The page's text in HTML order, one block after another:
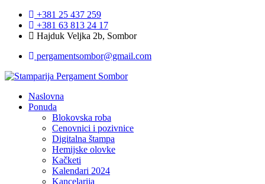
+381 25 437 259
+381 63 813 24 17
Hajduk Veljka 2b, Sombor
pergamentsombor@gmail.com
Naslovna
Ponuda
Blokovska roba
Cenovnici i pozivnice
Digitalna štampa
Hemijske olovke
Kačketi
Kalendari 2024
Kancelarija